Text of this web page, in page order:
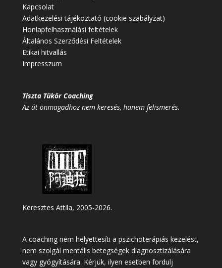
Kapcsolat
Adatkezelési tájékoztató (cookie szabályzat)
Honlapfelhasználási feltételek
Általános Szerződési Feltételek
Etikai hitvallás
Impresszum
Tiszta Tükör Coaching
Az út önmagadhoz nem keresés, hanem felismerés.
Keresztes Attila, 2005-2026.
A coaching nem helyettesíti a pszichoterápiás kezelést,
nem szolgál mentális betegségek diagnosztizálására
vagy gyógyítására. Kérjük, ilyen esetben fordulj